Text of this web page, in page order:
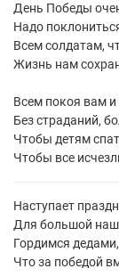
День Победы
Надо
Всем солдатам,
Жизнь нам
Всем покоя вам
Без страданий,
Чтобы детям
Чтобы все
Наступает
Для большой
Гордимся
Что за победой